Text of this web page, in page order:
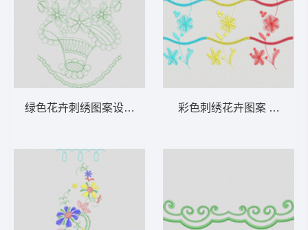
绿色花卉刺绣图案设计 家纺 窗帘 装饰彩色刺绣花卉图案 家纺 窗